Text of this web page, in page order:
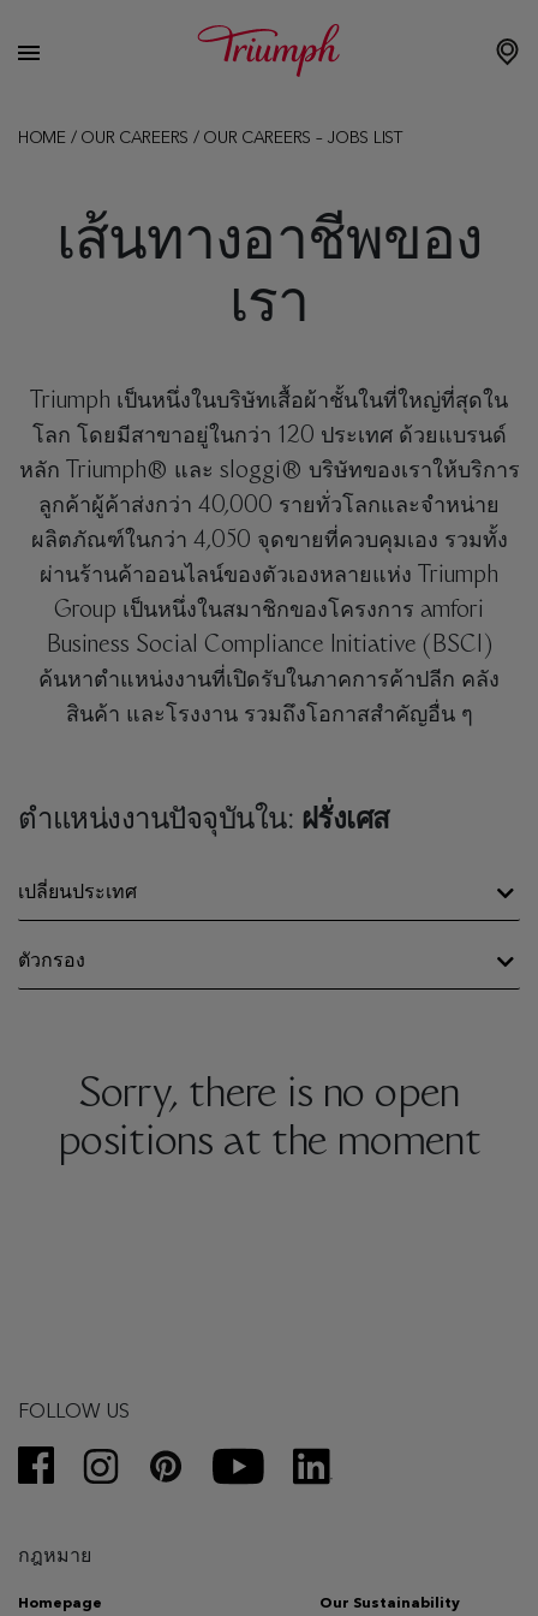
HOME/ OUR CAREERS / OUR CAREERS – JOBS LIST
เส้นทางอาชีพของ
เรา
Triumph เป็นหนึ่งในบริษัทเสื้อผ้าชั้นในที่ใหญ่ที่สุดใน
โลก โดยมีสาขาอยู่ในกว่า 120 ประเทศ ด้วยแบรนด์
หลัก Triumph® และ sloggi® บริษัทของเราให้บริการ
ลูกค้าผู้ค้าส่งกว่า 40,000 รายทั่วโลกและจำหน่าย
ผลิตภัณฑ์ในกว่า 4,050 จุดขายที่ควบคุมเอง รวมทั้ง
ผ่านร้านค้าออนไลน์ของตัวเองหลายแห่ง Triumph
Group เป็นหนึ่งในสมาชิกของโครงการ amfori
Business Social Compliance Initiative (BSCI)
ค้นหาตำแหน่งงานที่เปิดรับในภาคการค้าปลีก คลัง
สินค้า และโรงงาน รวมถึงโอกาสสำคัญอื่น ๆ
ตำแหน่งงานปัจจุบันใน: ฝรั่งเศส
เปลี่ยนประเทศ
ตัวกรอง
Sorry, there is no open
positions at the moment
FOLLOW US
กฎหมาย
Homepage Our Sustainability